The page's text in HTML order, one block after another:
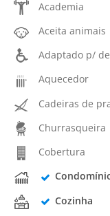
Academia
Aceita animais
Adaptado p/
Aquecedor
Cadeiras de
Churrasqueira
Cobertura
Cozinha